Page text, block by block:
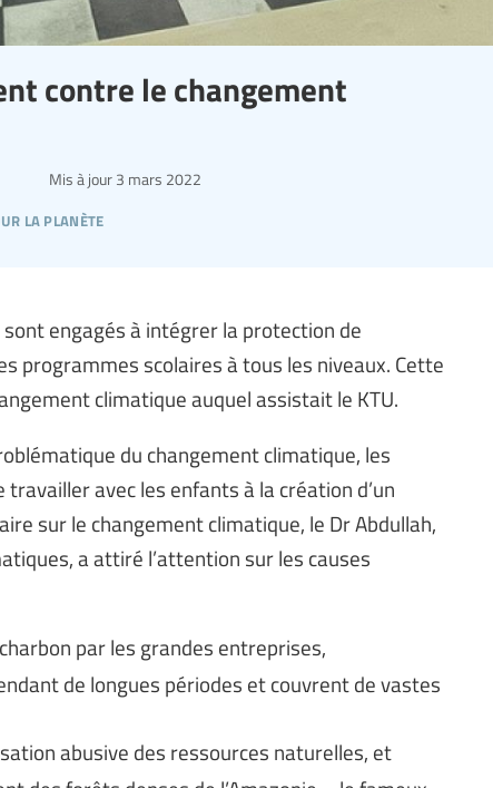
contre le changement
la planète
Mis à jour 3 mars 2022
sont engagés à intégrer la protection de
programmes scolaires à tous les niveaux. Cette
climatique auquel assistait le KTU.
du changement climatique, les
avec les enfants à la création d’un
sur le changement climatique, le Dr Abdullah,
a attiré l’attention sur les causes
par les grandes entreprises,
de longues périodes et couvrent de vastes
abusive des ressources naturelles, et